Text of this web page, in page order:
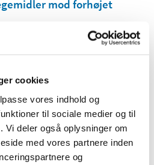
cookies
vores indhold og
til sociale medier og til
Vi deler også oplysninger om
med vores partnere inden
og
mod forhøjet
undergrupper i
tidligere informeret
selskaber